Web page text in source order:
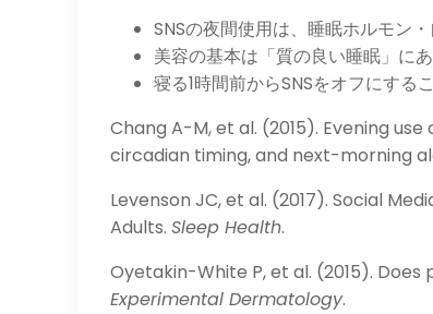
SNSの夜間使用は、睡眠ホルモン
美容の基本は「質の良い睡眠」に
寝る1時間前からSNSをオフにする
Chang A-M, et al. (2015). Evening
circadian timing, and next-morning
Levenson JC, et al. (2017). Social
Adults. Sleep Health.
Oyetakin-White P, et al. (2015).
Experimental Dermatology.